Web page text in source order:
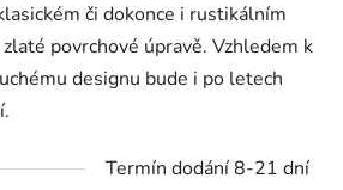
či dokonce i rustikálním
povrchové úpravě. Vzhledem k
designu bude i po letech
Termín dodání 8-21 dní